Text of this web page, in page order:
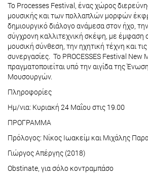
Το Processes Festival, ένας χώρος
μουσικής και των πολλαπλών μορφών
δημιουργικό διάλογο ανάμεσα στον ήχο,
σύγχρονη καλλιτεχνική σκέψη, με έμφαση
μουσική σύνθεση, την ηχητική τέχνη και
συνεργασίες. Το PROCESSES Festival New
πραγματοποιείται υπό την αιγίδα της
Μουσουργών.
Πληροφορίες
Ημ/νια: Κυριακή 24 Μαΐου στις 19.00
ΠΡΟΓΡΑΜΜΑ
Πρόλογος: Νίκος Ιωακείμ και Μιχάλης
Γιώργος Απέργης (2018)
Obstinate, για σόλο κοντραμπάσο